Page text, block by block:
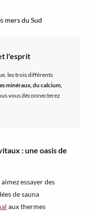
mers du Sud
l'esprit
les trois différents
minéraux, du calcium,
vous déconnecterez
: une oasis de
essayer des
de sauna
aux thermes